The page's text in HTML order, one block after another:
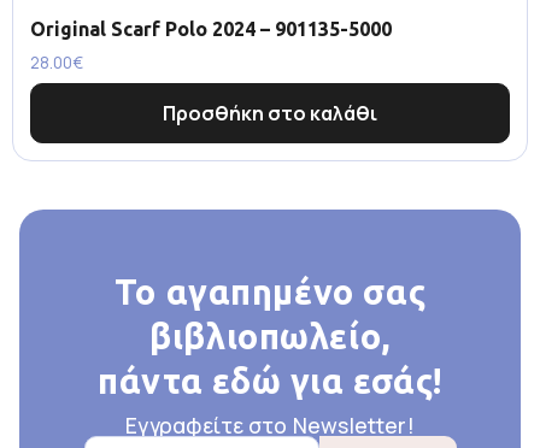
Original Scarf Polo 2024 – 901135-5000
28.00€
Προσθήκη στο καλάθι
Το αγαπημένο σας
βιβλιοπωλείο,
πάντα εδώ για εσάς!
Εγγραφείτε στο Newsletter!